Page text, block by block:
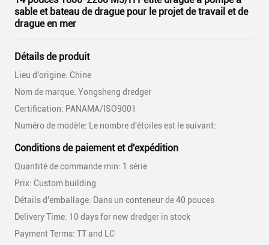
sable et bateau de drague pour le projet de travail et de
drague en mer
Détails de produit
Lieu d'origine: Chine
Nom de marque: Yongsheng dredger
Certification: PANAMA/ISO9001
Numéro de modèle: Le nombre d'étoiles est le suivant:
Conditions de paiement et d'expédition
Quantité de commande min: 1 série
Prix: Custom building
Détails d'emballage: Dans un conteneur de 40 pouces
Delivery Time: 10 days for new dredger in stock
Payment Terms: TT and LC